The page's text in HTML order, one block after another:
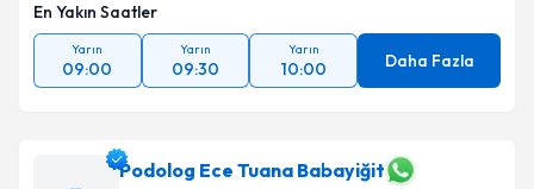
En Yakın Saatler
Yarın
09:00
Yarın
09:30
Yarın
10:00 Daha Fazla
Podolog Ece Tuana Babayiğit